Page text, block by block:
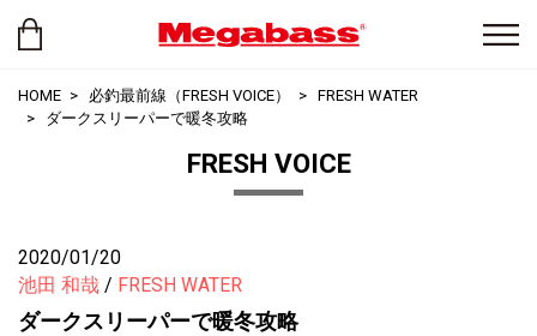
HOME 必釣最前線（FRESH VOICE）
FRESH WATER
ダークスリーパーで暖冬攻略
FRESH VOICE
2020/01/20
池田 和哉
FRESH WATER
ダークスリーパーで暖冬攻略